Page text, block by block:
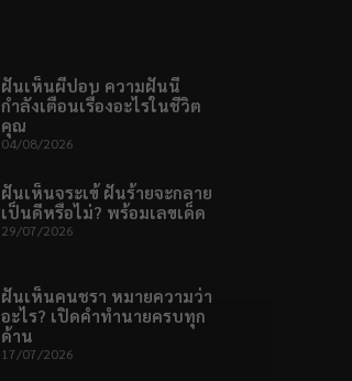
ฝันเห็นผีปอบ ความฝันนี้
กำลังเตือนเรื่องอะไรในชีวิต
คุณ
04/08/2026
ฝันเห็นจระเข้ ฝันร้ายจะกลาย
เป็นดีหรือไม่? พร้อมเลขเด็ด
29/07/2026
ฝันเห็นคนชรา หมายความว่า
อะไร? เปิดคำทำนายครบทุก
ด้าน
17/07/2026